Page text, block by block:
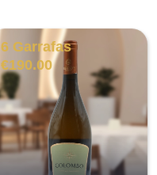
6 Garrafas
€190.00